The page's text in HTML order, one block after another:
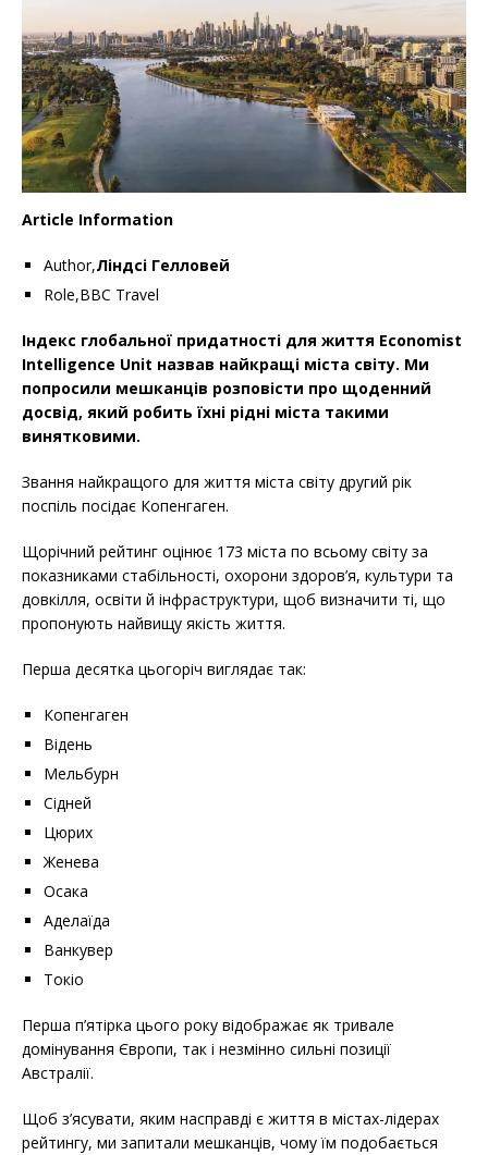
Article Information
Author,Ліндсі Гелловей
Role,BBC Travel
Індекс глобальної придатності для життя Economist
Intelligence Unit назвав найкращі міста світу. Ми
попросили мешканців розповісти про щоденний
досвід, який робить їхні рідні міста такими
винятковими.
Звання найкращого для життя міста світу другий рік
поспіль посідає Копенгаген.
Щорічний рейтинг оцінює 173 міста по всьому світу за
показниками стабільності, охорони здоров’я, культури та
довкілля, освіти й інфраструктури, щоб визначити ті, що
пропонують найвищу якість життя.
Перша десятка цьогоріч виглядає так:
Копенгаген
Відень
Мельбурн
Сідней
Цюрих
Женева
Осака
Аделаїда
Ванкувер
Токіо
Перша п’ятірка цього року відображає як тривале
домінування Європи, так і незмінно сильні позиції
Австралії.
Щоб з’ясувати, яким насправді є життя в містах-лідерах
рейтингу, ми запитали мешканців, чому їм подобається